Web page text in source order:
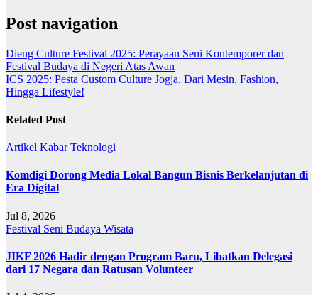
Post navigation
Dieng Culture Festival 2025: Perayaan Seni Kontemporer dan
Festival Budaya di Negeri Atas Awan
ICS 2025: Pesta Custom Culture Jogja, Dari Mesin, Fashion,
Hingga Lifestyle!
Related Post
Artikel KabarTeknologi
Komdigi Dorong Media Lokal Bangun Bisnis Berkelanjutan di
Era Digital
Jul 8, 2026
Festival Seni Budaya Wisata
JIKF 2026 Hadir dengan Program Baru, Libatkan Delegasi
dari 17 Negara dan Ratusan Volunteer